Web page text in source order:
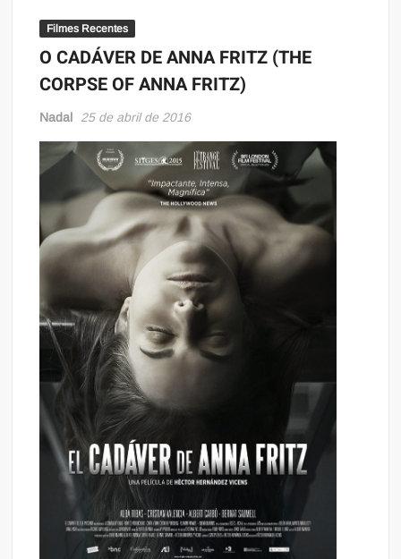
Filmes Recentes
O CADÁVER DE ANNA FRITZ (THE
CORPSE OF ANNA FRITZ)
Nadal 25 de abril de 2016